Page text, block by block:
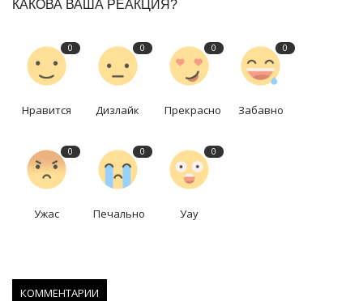
КАКОВА ВАША РЕАКЦИЯ?
0
Нравится
0
Дизлайк
0
Прекрасно
0
Забавно
0
Ужас
0
Печально
0
Уау
КОММЕНТАРИИ